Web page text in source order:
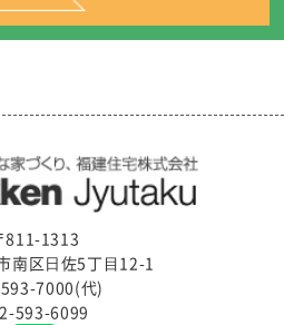
811-1313
南区⽇佐5丁⽬12-1
7000(代)
593-6099